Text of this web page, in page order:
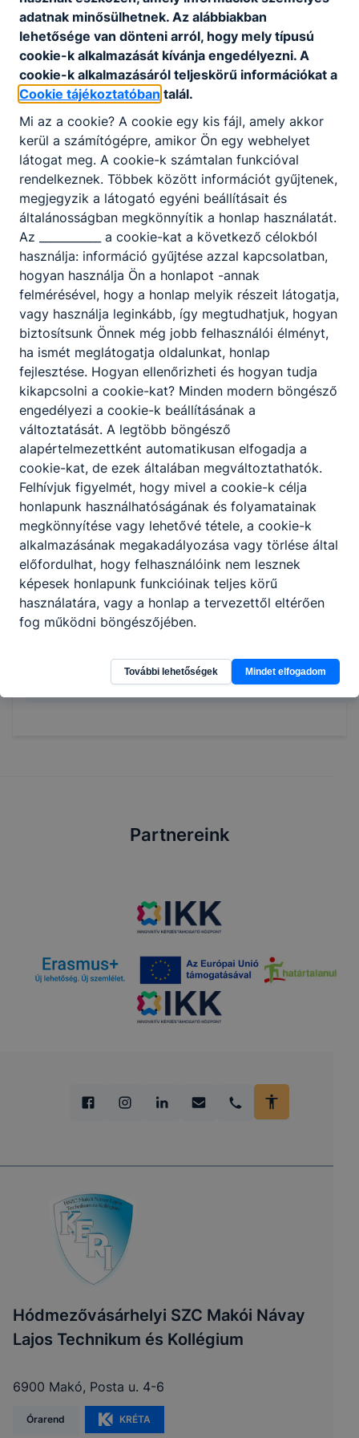
szemmérték és térlátás, kézügyesség, precizitás,
csapatmunka.
A SZAKKÉPZETTSÉGGEL RENDELKEZŐ
alkalmazza és értelmezi a műszaki
ábrázolás módszereit, építészeti terveket,
egyszerű burkolati terveket készít;
a munkaterület felmérését követően a
mellékelt tervek alapján megtervezi a
munka technológiai sorrendjét és
meghatározza az ahhoz szükséges
anyagmennyiséget;
alkalmazza a munkavégzéshez szükséges
eszközöket, szerszámokat, gépeket,
berendezéseket és mérőeszközöket;
vízszintes és függőleges felületre kültéri-
és beltéri hidegburkolatot, díszburkolatot,
mozaikburkolatot készít.
ISKOLASPECIFIKUS INFORMÁCIÓK A KÉPZÉSHEZ
Javasoljuk az online ELŐJELENTKEZÉST, ebben
az esetben felvesszük veled a kapcsolatot a
megadott elérhetőségeiden.
ÉRDEKLŐDNI a lenti elérhetőségek valamelyikén
vagy személyesen lehetséges az iskolában 2026
augusztus 12-ig
Szerdánként 08:00-tól 13:00-ig a 06-62-510-917-
es telefonszámon lehet.
E-mail cím: kerititkarsag[kukac]gmail.com
Partnereink
Hódmezővásárhelyi SZC Makói Návay
Lajos Technikum és Kollégium
6900 Makó, Posta u. 4-6
Órarend KRÉTA
adatnak minősülhetnek. Az alábbiakban
lehetősége van dönteni arról, hogy mely típusú
cookie-k alkalmazását kívánja engedélyezni. A
cookie-k alkalmazásáról teljeskörű információkat a
Cookie tájékoztatóban talál.
Mi az a cookie? A cookie egy kis fájl, amely akkor
kerül a számítógépre, amikor Ön egy webhelyet
látogat meg. A cookie-k számtalan funkcióval
rendelkeznek. Többek között információt gyűjtenek,
megjegyzik a látogató egyéni beállításait és
általánosságban megkönnyítik a honlap használatát.
Az ___________ a cookie-kat a következő célokból
használja: információ gyűjtése azzal kapcsolatban,
hogyan használja Ön a honlapot -annak
felmérésével, hogy a honlap melyik részeit látogatja,
vagy használja leginkább, így megtudhatjuk, hogyan
biztosítsunk Önnek még jobb felhasználói élményt,
ha ismét meglátogatja oldalunkat, honlap
fejlesztése. Hogyan ellenőrizheti és hogyan tudja
kikapcsolni a cookie-kat? Minden modern böngésző
engedélyezi a cookie-k beállításának a
változtatását. A legtöbb böngésző
alapértelmezettként automatikusan elfogadja a
cookie-kat, de ezek általában megváltoztathatók.
Felhívjuk figyelmét, hogy mivel a cookie-k célja
honlapunk használhatóságának és folyamatainak
megkönnyítése vagy lehetővé tétele, a cookie-k
alkalmazásának megakadályozása vagy törlése által
előfordulhat, hogy felhasználóink nem lesznek
képesek honlapunk funkcióinak teljes körű
használatára, vagy a honlap a tervezettől eltérően
fog működni böngészőjében.
További lehetőségek Mindet elfogadom